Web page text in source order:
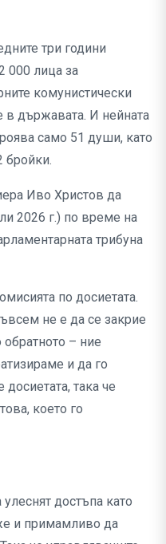
три години
000 лица за
комунистически
в държавата. И нейната
само 51 души, като
бройки.
Иво Христов да
2026 г.) по време на
трибуна
по досиетата.
не е да се закрие
– ние
и да го
така че
което го
достъпа като
и примамливо да